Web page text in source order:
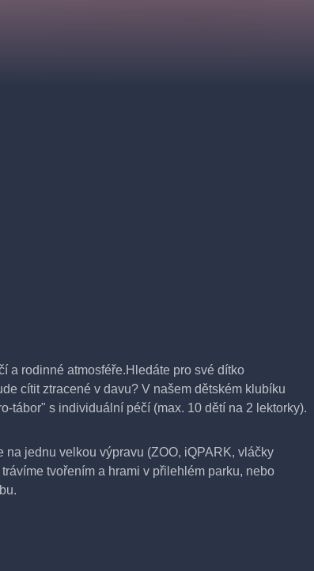
a rodinné atmosféře.Hledáte pro své dítko
cítit ztracené v davu? V našem dětském klubíku
tábor" s individuální péčí (max. 10 dětí na 2 lektorky).
na jednu velkou výpravu (ZOO, iQPARK, vláčky
tvořením a hrami v přilehlém parku, nebo